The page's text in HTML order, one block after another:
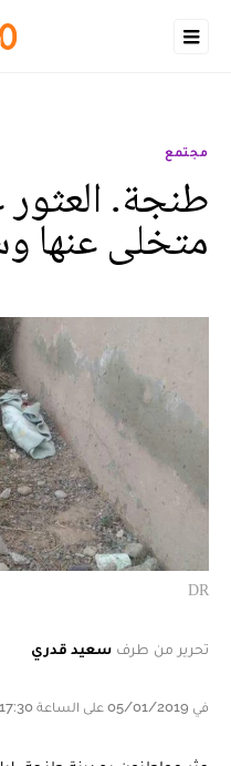
مجتمع
طنجة.
متخلى عنها
DR
تحرير من طرف سعيد قدري
في 05/01/2019 على الساعة 17:30